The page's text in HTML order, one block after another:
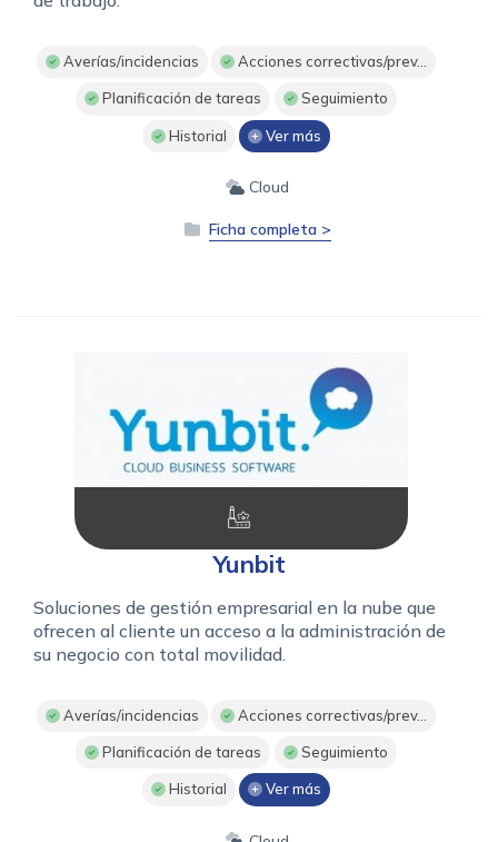
Averías/incidencias Acciones correctivas/prev...
Planificación de tareas Seguimiento
Historial Ver más
Cloud
Ficha completa >
Yunbit
Soluciones de gestión empresarial en la nube que
ofrecen al cliente un acceso a la administración de
su negocio con total movilidad.
Averías/incidencias Acciones correctivas/prev...
Planificación de tareas Seguimiento
Historial Ver más